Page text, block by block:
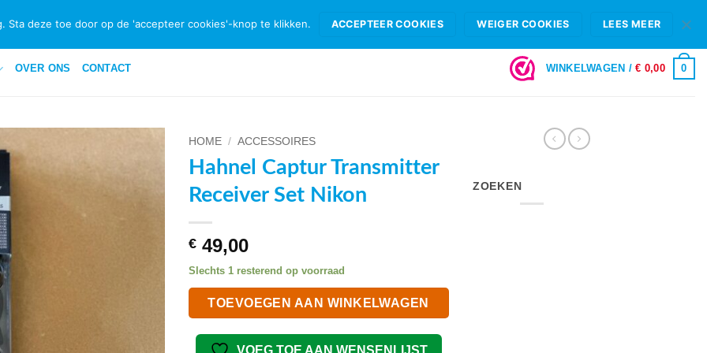
LOGIN
OVER ONS CONTACT WINKELWAGEN /€ 0,00 0
WENSENLIJST
HOME / ACCESSOIRES
Hahnel Captur Transmitter
Receiver Set Nikon
€ 49,00
Slechts 1 resterend op voorraad
TOEVOEGEN AAN WINKELWAGEN
ZOEKEN
deze toe door op de 'accepteer cookies'-knop te klikken. ACCEPTEER COOKIES WEIGER COOKIES LEES MEER